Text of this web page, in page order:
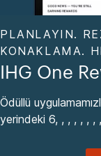
PLANLAYIN.
KONAKLAMA.
IHG One
Ödüllü
yerindeki 6, , , , , , ,